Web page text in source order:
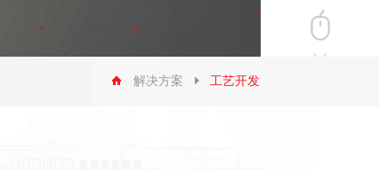
解决方案 工艺开发